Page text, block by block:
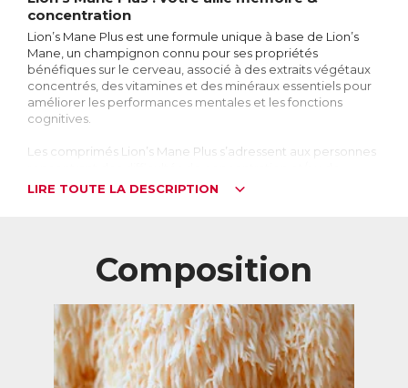
concentration
Lion’s Mane Plus est une formule unique à base de Lion’s
Mane, un champignon connu pour ses propriétés
bénéfiques sur le cerveau, associé à des extraits végétaux
concentrés, des vitamines et des minéraux essentiels pour
améliorer les performances mentales et les fonctions
cognitives.
Les comprimés Lion’s Mane Plus s’adressent aux personnes
mémorisation, aux étudiants en période de révision et
Le Lion's Mane, également appelé hydne hérisson, héricium
ou crinière de lion, est un champignon comestible aux
propriétés exceptionnelles. Ses longs filaments blancs
touffus et soyeux lui donnent l’apparence d’une crinière de
lion, d’où son nom. Originaire d'Europe, d'Amérique du
Nord et d'Asie, il est utilisé depuis des siècles dans la
médecine traditionnelle chinoise pour stimuler les fonctions
LIRE TOUTE LA DESCRIPTION
Composition